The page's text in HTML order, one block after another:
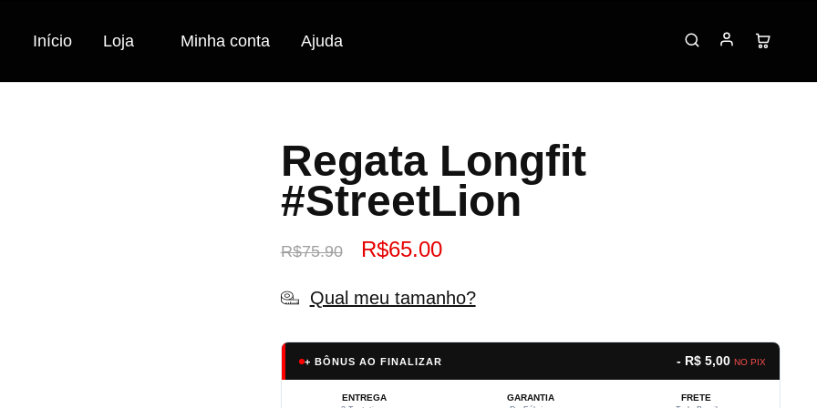
Início Loja Minha conta Ajuda
Regata Longfit
#StreetLion
R$75.90 R$65.00
Qual meu tamanho?
+ BÔNUS AO FINALIZAR - R$ 5,00 NO PIX
ENTREGA GARANTIA FRETE